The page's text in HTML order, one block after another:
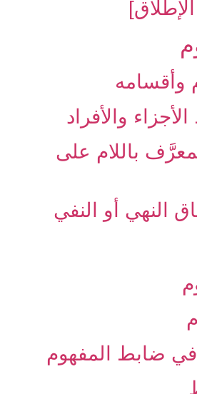
وأقسامه
والأفراد
باللام على‏
النهي أو النفي
ضابط المفهوم